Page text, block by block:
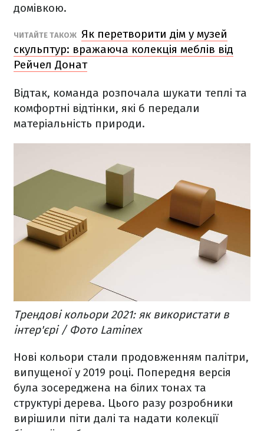
домівкою.
ЧИТАЙТЕ ТАКОЖ Як перетворити дім у музей
скульптур: вражаюча колекція меблів від
Рейчел Донат
Відтак, команда розпочала шукати теплі та
комфортні відтінки, які б передали
матеріальність природи.
Трендові кольори 2021: як використати в
інтер'єрі / Фото Laminex
Нові кольори стали продовженням палітри,
випущеної у 2019 році. Попередня версія
була зосереджена на білих тонах та
структурі дерева. Цього разу розробники
вирішили піти далі та надати колекції